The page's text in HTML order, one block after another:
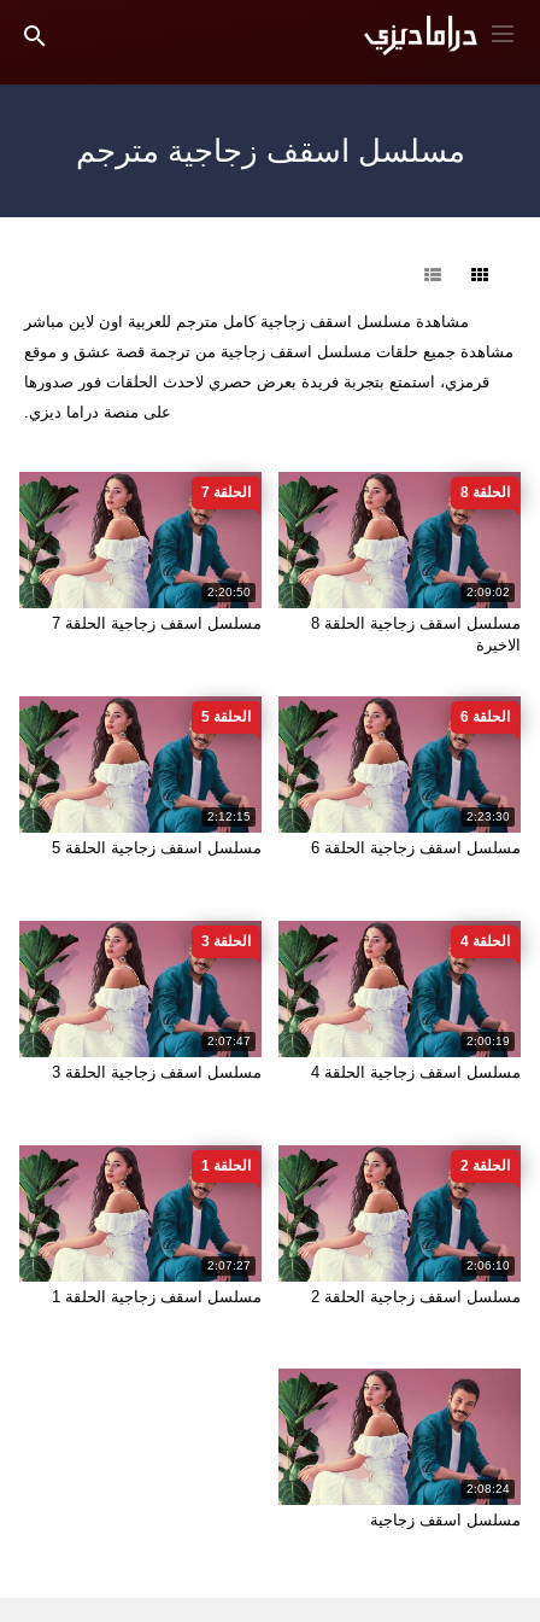
مسلسل اسقف زجاجية مترجم
مشاهدة مسلسل اسقف زجاجية كامل مترجم للعربية اون لاين مباشر
مشاهدة جميع حلقات مسلسل اسقف زجاجية من ترجمة قصة عشق و موقع
قرمزي، استمتع بتجربة فريدة بعرض حصري لاحدث الحلقات فور صدورها
على منصة دراما ديزي.
2:09:02
الحلقة 8
مسلسل اسقف زجاجية الحلقة 8
الاخيرة
2:20:50
الحلقة 7
مسلسل اسقف زجاجية الحلقة 7
2:23:30
الحلقة 6
مسلسل اسقف زجاجية الحلقة 6
2:12:15
الحلقة 5
مسلسل اسقف زجاجية الحلقة 5
2:00:19
الحلقة 4
مسلسل اسقف زجاجية الحلقة 4
2:07:47
الحلقة 3
مسلسل اسقف زجاجية الحلقة 3
2:06:10
الحلقة 2
مسلسل اسقف زجاجية الحلقة 2
2:07:27
الحلقة 1
مسلسل اسقف زجاجية الحلقة 1
2:08:24
مسلسل اسقف زجاجية